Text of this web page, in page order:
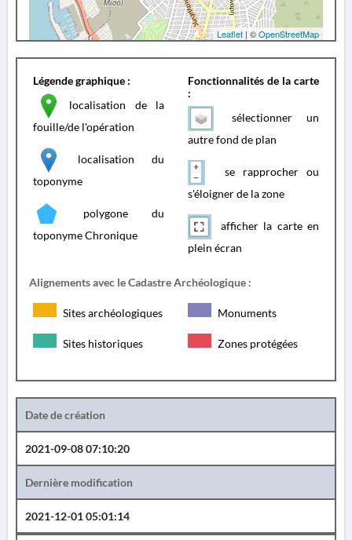
Leaflet | ©OpenStreetMap
Légende graphique :
localisation de la
fouille/de l'opération
localisation du
toponyme
polygone du
toponyme Chronique
Fonctionnalités de la carte
:
sélectionner un
autre fond de plan
se rapprocher ou
s'éloigner de la zone
afficher la carte en
plein écran
Alignements avec le Cadastre Archéologique :
Sites archéologiques Monuments
Sites historiques Zones protégées
Date de création
2021-09-08 07:10:20
Dernière modification
2021-12-01 05:01:14